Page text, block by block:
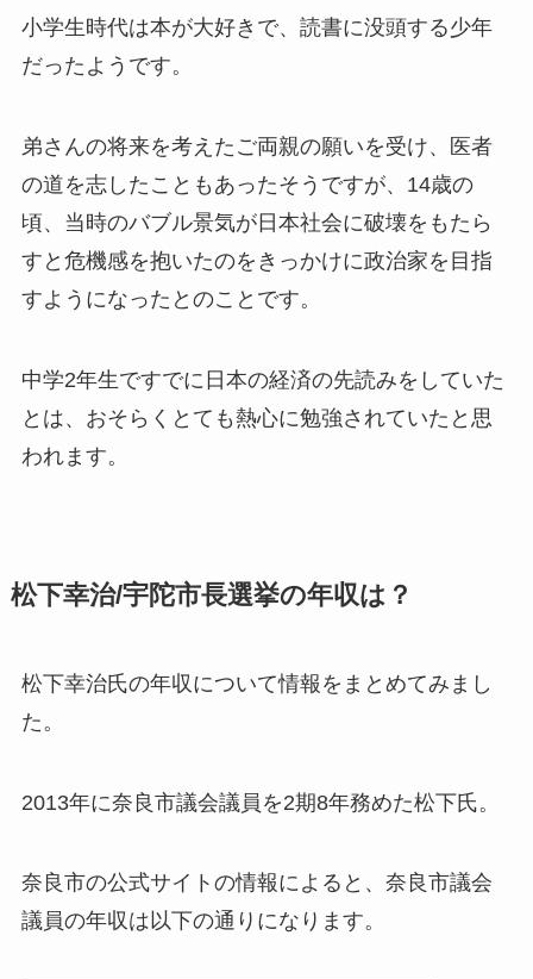
小学生時代は本が大好きで、読書に没頭する少年
だったようです。
弟さんの将来を考えたご両親の願いを受け、医者
の道を志したこともあったそうですが、14歳の
頃、当時のバブル景気が日本社会に破壊をもたら
すと危機感を抱いたのをきっかけに政治家を目指
すようになったとのことです。
中学2年生ですでに日本の経済の先読みをしていた
とは、おそらくとても熱心に勉強されていたと思
われます。
松下幸治/宇陀市長選挙の年収は？
松下幸治氏の年収について情報をまとめてみまし
た。
2013年に奈良市議会議員を2期8年務めた松下氏。
奈良市の公式サイトの情報によると、奈良市議会
議員の年収は以下の通りになります。